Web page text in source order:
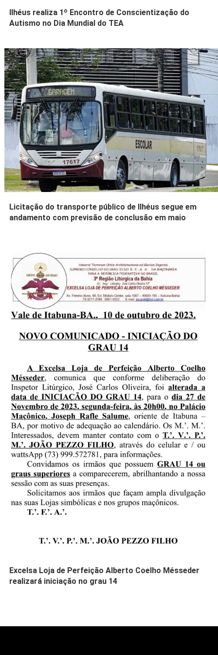
Ilhéus realiza 1º Encontro de Conscientização do
Autismo no Dia Mundial do TEA
Licitação do transporte público de Ilhéus segue em
andamento com previsão de conclusão em maio
Excelsa Loja de Perfeição Alberto Coelho Mésseder
realizará iniciação no grau 14